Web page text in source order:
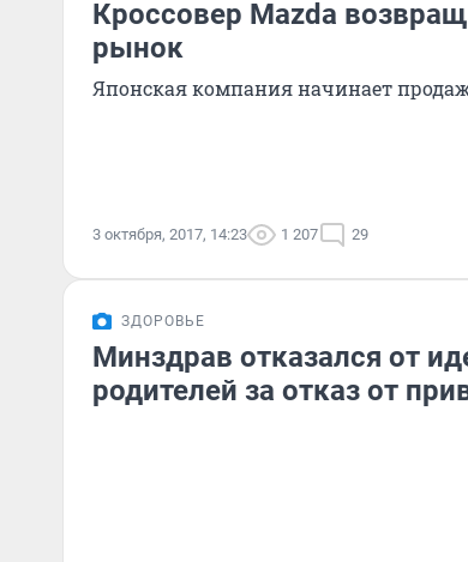
Кроссовер Mazda
рынок
Японская компания начинает
3 октября, 2017, 14:23 1 207 29
ЗДОРОВЬЕ
Минздрав отказался от
родителей за отказ от